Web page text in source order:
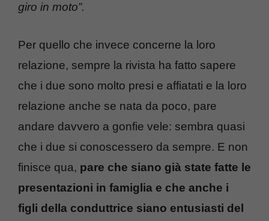
giro in moto”.
Per quello che invece concerne la loro
relazione, sempre la rivista ha fatto sapere
che i due sono molto presi e affiatati e la loro
relazione anche se nata da poco, pare
andare davvero a gonfie vele: sembra quasi
che i due si conoscessero da sempre. E non
finisce qua, pare che siano già state fatte le
presentazioni in famiglia e che anche i
figli della conduttrice siano entusiasti del